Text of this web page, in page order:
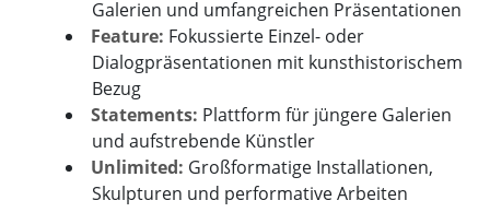
Galerien und umfangreichen Präsentationen
Feature: Fokussierte Einzel- oder
Dialogpräsentationen mit kunsthistorischem
Bezug
Statements: Plattform für jüngere Galerien
und aufstrebende Künstler
Unlimited: Großformatige Installationen,
Skulpturen und performative Arbeiten